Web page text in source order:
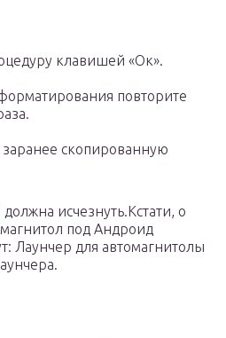
клавишей «Ок».
повторите
скопированную
исчезнуть.Кстати, о
под Андроид
Лаунчер для автомагнитолы